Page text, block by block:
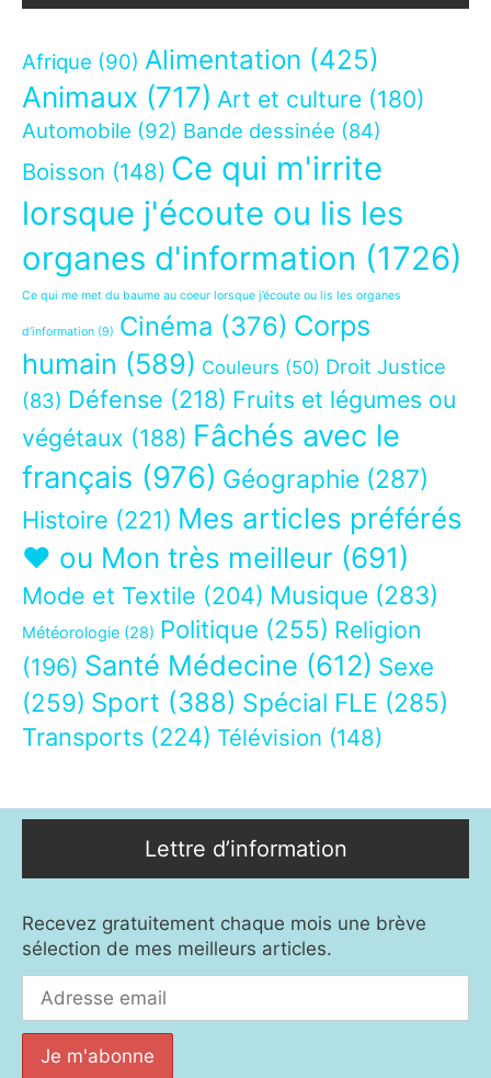
Afrique (90) Alimentation (425)
Animaux (717) Art et culture (180)
Automobile (92) Bande dessinée (84)
Boisson (148) Ce qui m'irrite
lorsque j'écoute ou lis les
organes d'information (1726)
Ce qui me met du baume au coeur lorsque j’écoute ou lis les organes
d’information (9) Cinéma (376) Corps
humain (589) Couleurs (50) Droit Justice
(83) Défense (218) Fruits et légumes ou
végétaux (188) Fâchés avec le
français (976) Géographie (287)
Histoire (221) Mes articles préférés
❤ ou Mon très meilleur (691)
Mode et Textile (204) Musique (283)
Météorologie (28) Politique (255) Religion
(196) Santé Médecine (612) Sexe
(259) Sport (388) Spécial FLE (285)
Transports (224) Télévision (148)
Lettre d’information
Recevez gratuitement chaque mois une brève
sélection de mes meilleurs articles.